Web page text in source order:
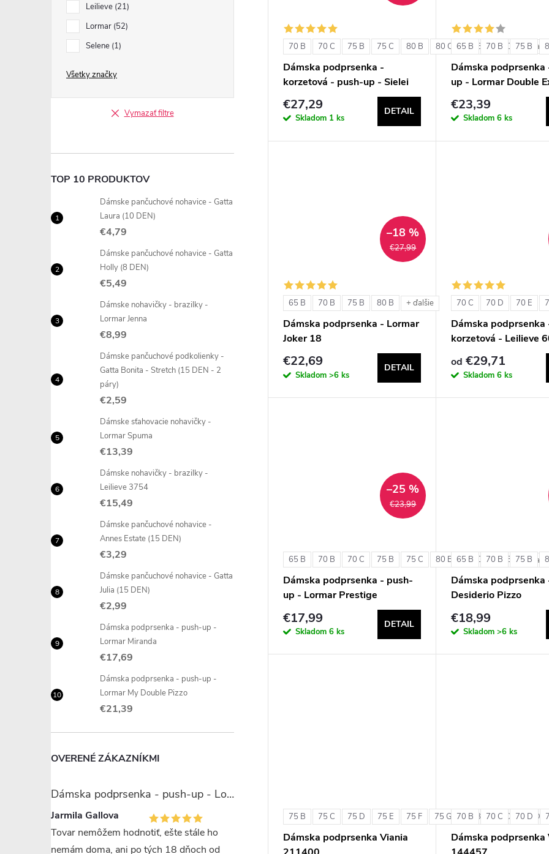
Leilieve 21
Lormar 52
Selene 1
Všetky značky
Vymazať filtre
TOP 10 PRODUKTOV
Dámske pančuchové nohavice - Gatta
Laura (10 DEN)
€4,79
Dámske pančuchové nohavice - Gatta
Holly (8 DEN)
€5,49
Dámske nohavičky - brazilky -
Lormar Jenna
€8,99
Dámske pančuchové podkolienky -
Gatta Bonita - Stretch (15 DEN - 2
páry)
€2,59
Dámske sťahovacie nohavičky -
Lormar Spuma
€13,39
Dámske nohavičky - brazilky -
Leilieve 3754
€15,49
Dámske pančuchové nohavice -
Annes Estate (15 DEN)
€3,29
Dámske pančuchové nohavice - Gatta
Julia (15 DEN)
€2,99
Dámska podprsenka - push-up -
Lormar Miranda
€17,69
Dámska podprsenka - push-up -
Lormar My Double Pizzo
€21,39
OVERENÉ ZÁKAZNÍKMI
Dámska podprsenka - push-up - Lormar Miranda
Jarmila Gallova
Tovar nemôžem hodnotiť, ešte stále ho
nemám doma, ani po tých 18 dňoch od
70 B 70 C 75 B 75 C 80 B 80 C 85 B 85 C +
Dámska podprsenka -
korzetová - push-up - Sielei
1580
€27,29
Skladom 1 ks
DETAIL
65 B 70 B 75 B
Dámska podprsenka
up - Lormar Double
€23,39
Skladom6 ks
€27,99
–18 %
65 B 70 B 75 B 80 B + ďalšie
Dámska podprsenka - Lormar
Joker 18
€22,69
Skladom >6 ks
DETAIL
70 C 70 D 70 E
Dámska podprsenka
korzetová - Leilieve
od €29,71
Skladom6 ks
€23,99
–25 %
65 B 70 B 70 C 75 B 75 C 80 B 80 C 85 B +
Dámska podprsenka - push-
up - Lormar Prestige
€17,99
Skladom 6 ks
DETAIL
65 B 70 B 75 B
Dámska podprsenka
Desiderio Pizzo
€18,99
Skladom>6 ks
75 B 75 C 75 D 75 E 75 F 75 G 80 B 80 C 80 D
Dámska podprsenka Viania
70 B 70 C 70 D
Dámska podprsenka